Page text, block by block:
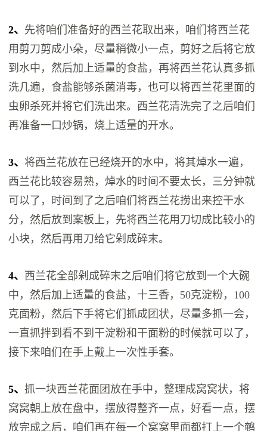
2、 先将咱们准备好的西兰花取出来，咱们将西兰花
用剪刀剪成小朵，尽量稍微小一点，剪好之后将它放
到水中，然后加上适量的食盐，再将西兰花认真多抓
洗几遍，食盐能够杀菌消毒，也可以将西兰花里面的
虫卵杀死并将它们洗出来。西兰花清洗完了之后咱们
再准备一口炒锅，烧上适量的开水。
3、 将西兰花放在已经烧开的水中，将其焯水一遍，
西兰花比较容易熟，焯水的时间不要太长，三分钟就
可以了，时间到了之后咱们将西兰花捞出来控干水
分，然后放到案板上，先将西兰花用刀切成比较小的
小块，然后再用刀给它剁成碎末。
4、 西兰花全部剁成碎末之后咱们将它放到一个大碗
中，然后加上适量的食盐，十三香，50克淀粉，100
克面粉，然后下手将它们抓成团状，尽量多抓一会，
一直抓拌到看不到干淀粉和干面粉的时候就可以了，
接下来咱们在手上戴上一次性手套。
5、抓一块西兰花面团放在手中，整理成窝窝状，将
窝窝朝上放在盘中，摆放得整齐一点，好看一点，摆
放完成之后，咱们再在每一个窝窝里面都打上一个鹌